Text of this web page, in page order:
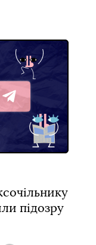
підозру